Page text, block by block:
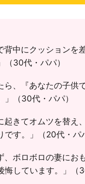
背中にクッションを
30代・パパ）
ら、『あなたの子供
（30代・パパ）
起きてオムツを替え
す。」（20代・パ
、ボロボロの妻にお
しています。」（